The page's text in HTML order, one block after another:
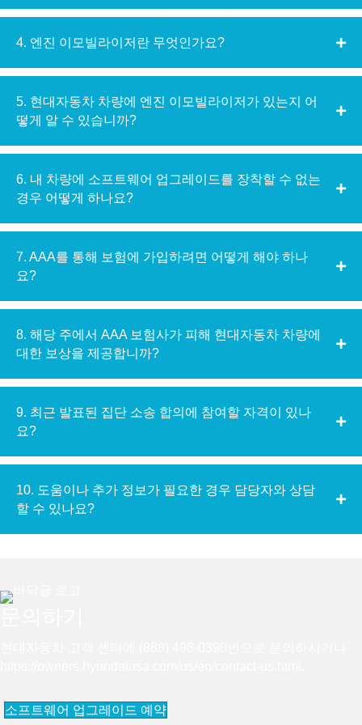
4. 엔진 이모빌라이저란 무엇인가요?
5. 현대자동차 차량에 엔진 이모빌라이저가 있는지 어
떻게 알 수 있습니까?
6. 내 차량에 소프트웨어 업그레이드를 장착할 수 없는
경우 어떻게 하나요?
7. AAA를 통해 보험에 가입하려면 어떻게 해야 하나
요?
8. 해당 주에서 AAA 보험사가 피해 현대자동차 차량에
대한 보상을 제공합니까?
9. 최근 발표된 집단 소송 합의에 참여할 자격이 있나
요?
10. 도움이나 추가 정보가 필요한 경우 담당자와 상담
할 수 있나요?
소프트웨어 업그레이드 예약